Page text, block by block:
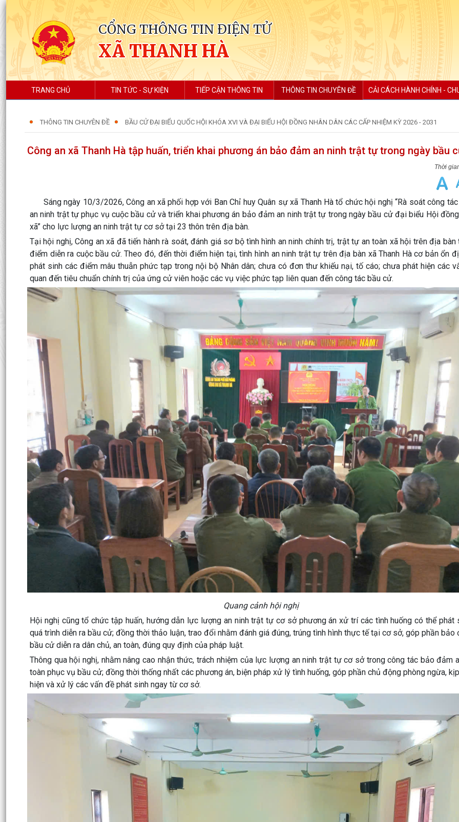
CỔNG THÔNG TIN ĐIỆN TỬ
XÃ THANH HÀ
TRANG CHỦ TIN TỨC - SỰ KIỆN TIẾP CẬN THÔNG TIN THÔNG TIN CHUYÊN ĐỀ CẢI CÁCH HÀNH CHÍNH -
THÔNG TIN CHUYÊN ĐỀ BẦU CỬ ĐẠI BIỂU QUỐC HỘI KHÓA XVI VÀ ĐẠI BIỂU HỘI ĐỒNG NHÂN DÂN CÁC CẤP NHIỆM KỲ 2026 - 2031
Công an xã Thanh Hà tập huấn, triển khai phương án bảo đảm an ninh trật tự trong ngày bầu
Sáng ngày 10/3/2026, Công an xã phối hợp với Ban Chỉ huy Quân sự xã Thanh Hà tổ chức hội nghị “Rà soát công
an ninh trật tự phục vụ cuộc bầu cử và triển khai phương án bảo đảm an ninh trật tự trong ngày bầu cử đại biểu Hội đồng
xã” cho lực lượng an ninh trật tự cơ sở tại 23 thôn trên địa bàn.
Tại hội nghị, Công an xã đã tiến hành rà soát, đánh giá sơ bộ tình hình an ninh chính trị, trật tự an toàn xã hội trên địa
điểm diễn ra cuộc bầu cử. Theo đó, đến thời điểm hiện tại, tình hình an ninh trật tự trên địa bàn xã Thanh Hà cơ bản ổn
phát sinh các điểm mâu thuẫn phức tạp trong nội bộ Nhân dân; chưa có đơn thư khiếu nại, tố cáo; chưa phát hiện các
quan đến tiêu chuẩn chính trị của ứng cử viên hoặc các vụ việc phức tạp liên quan đến công tác bầu cử.
Quang cảnh hội nghị
Hội nghị cũng tổ chức tập huấn, hướng dẫn lực lượng an ninh trật tự cơ sở phương án xử trí các tình huống có thể phát
quá trình diễn ra bầu cử; đồng thời thảo luận, trao đổi nhằm đánh giá đúng, trúng tình hình thực tế tại cơ sở, góp phần bảo
bầu cử diễn ra dân chủ, an toàn, đúng quy định của pháp luật.
Thông qua hội nghị, nhằm nâng cao nhận thức, trách nhiệm của lực lượng an ninh trật tự cơ sở trong công tác bảo đảm
toàn phục vụ bầu cử; đồng thời thống nhất các phương án, biện pháp xử lý tình huống, góp phần chủ động phòng ngừa,
hiện và xử lý các vấn đề phát sinh ngay từ cơ sở.